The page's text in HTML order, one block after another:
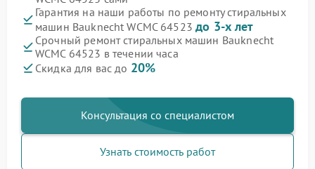
Гарантия на наши работы по ремонту стиральных
машин Bauknecht WCMC 64523до 3-х лет
Срочный ремонт стиральных машин Bauknecht
WCMC 64523 в течении часа
Скидка для вас до 20%
Консультация со специалистом
Узнать стоимость работ